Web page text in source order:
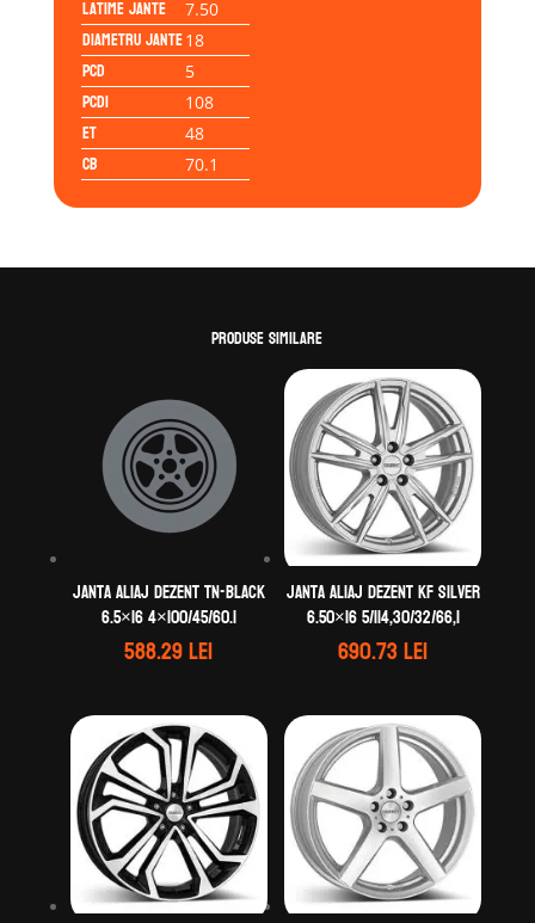
Latime jante 7.50
Diametru jante18
PCD 5
PCD1 108
ET 48
CB 70.1
Produse similare
Janta aliaj DEZENT TN-black
6.5×16 4×100/45/60.1
588.29lei
Janta aliaj DEZENT KF silver
6.50×16 5/114,30/32/66,1
690.73lei